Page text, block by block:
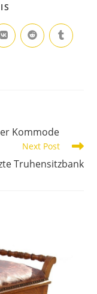
Kommode
Next Post
Truhensitzbank